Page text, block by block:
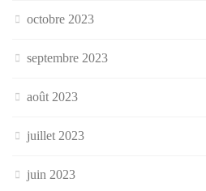
octobre 2023
septembre 2023
août 2023
juillet 2023
juin 2023